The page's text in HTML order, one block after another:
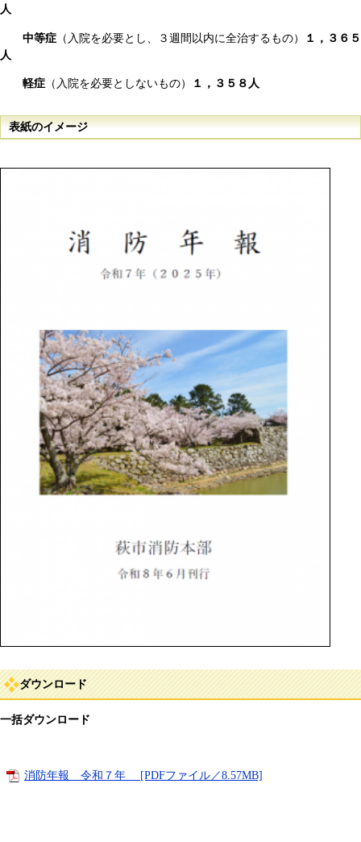
人
中等症 （入院を必要とし、３週間以内に全治するもの）
１，３６５
人
軽症 （入院を必要としないもの） １，３５８人
表紙のイメージ
ダウンロード
一括ダウンロード
消防年報 令和７年 [PDFファイル／8.57MB]